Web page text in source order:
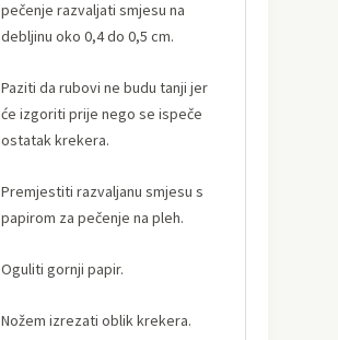
pečenje razvaljati smjesu na
debljinu oko 0,4 do 0,5 cm.
Paziti da rubovi ne budu tanji jer
će izgoriti prije nego se ispeče
ostatak krekera.
Premjestiti razvaljanu smjesu s
papirom za pečenje na pleh.
Oguliti gornji papir.
Nožem izrezati oblik krekera.